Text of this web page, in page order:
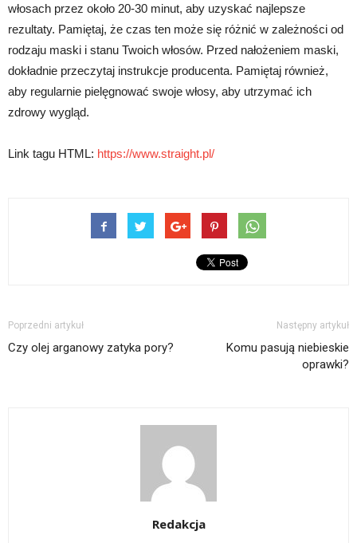
włosach przez około 20-30 minut, aby uzyskać najlepsze
rezultaty. Pamiętaj, że czas ten może się różnić w zależności od
rodzaju maski i stanu Twoich włosów. Przed nałożeniem maski,
dokładnie przeczytaj instrukcje producenta. Pamiętaj również,
aby regularnie pielęgnować swoje włosy, aby utrzymać ich
zdrowy wygląd.
Link tagu HTML: https://www.straight.pl/
Poprzedni artykuł
Czy olej arganowy zatyka pory?
Następny artykuł
Komu pasują niebieskie
oprawki?
Redakcja